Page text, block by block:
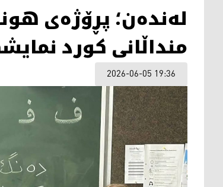
لەندەن؛ پڕۆژەی
منداڵانی کورد
2026-06-05 19:36